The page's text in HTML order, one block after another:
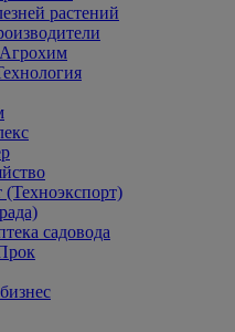
растений
(Техноэкспорт)
садовода